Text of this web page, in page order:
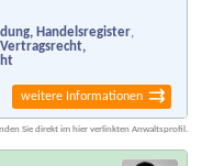
Handelsregister,
Vertragsrecht,
weitere Informationen
Sie direkt im hier verlinkten Anwaltsprofil.